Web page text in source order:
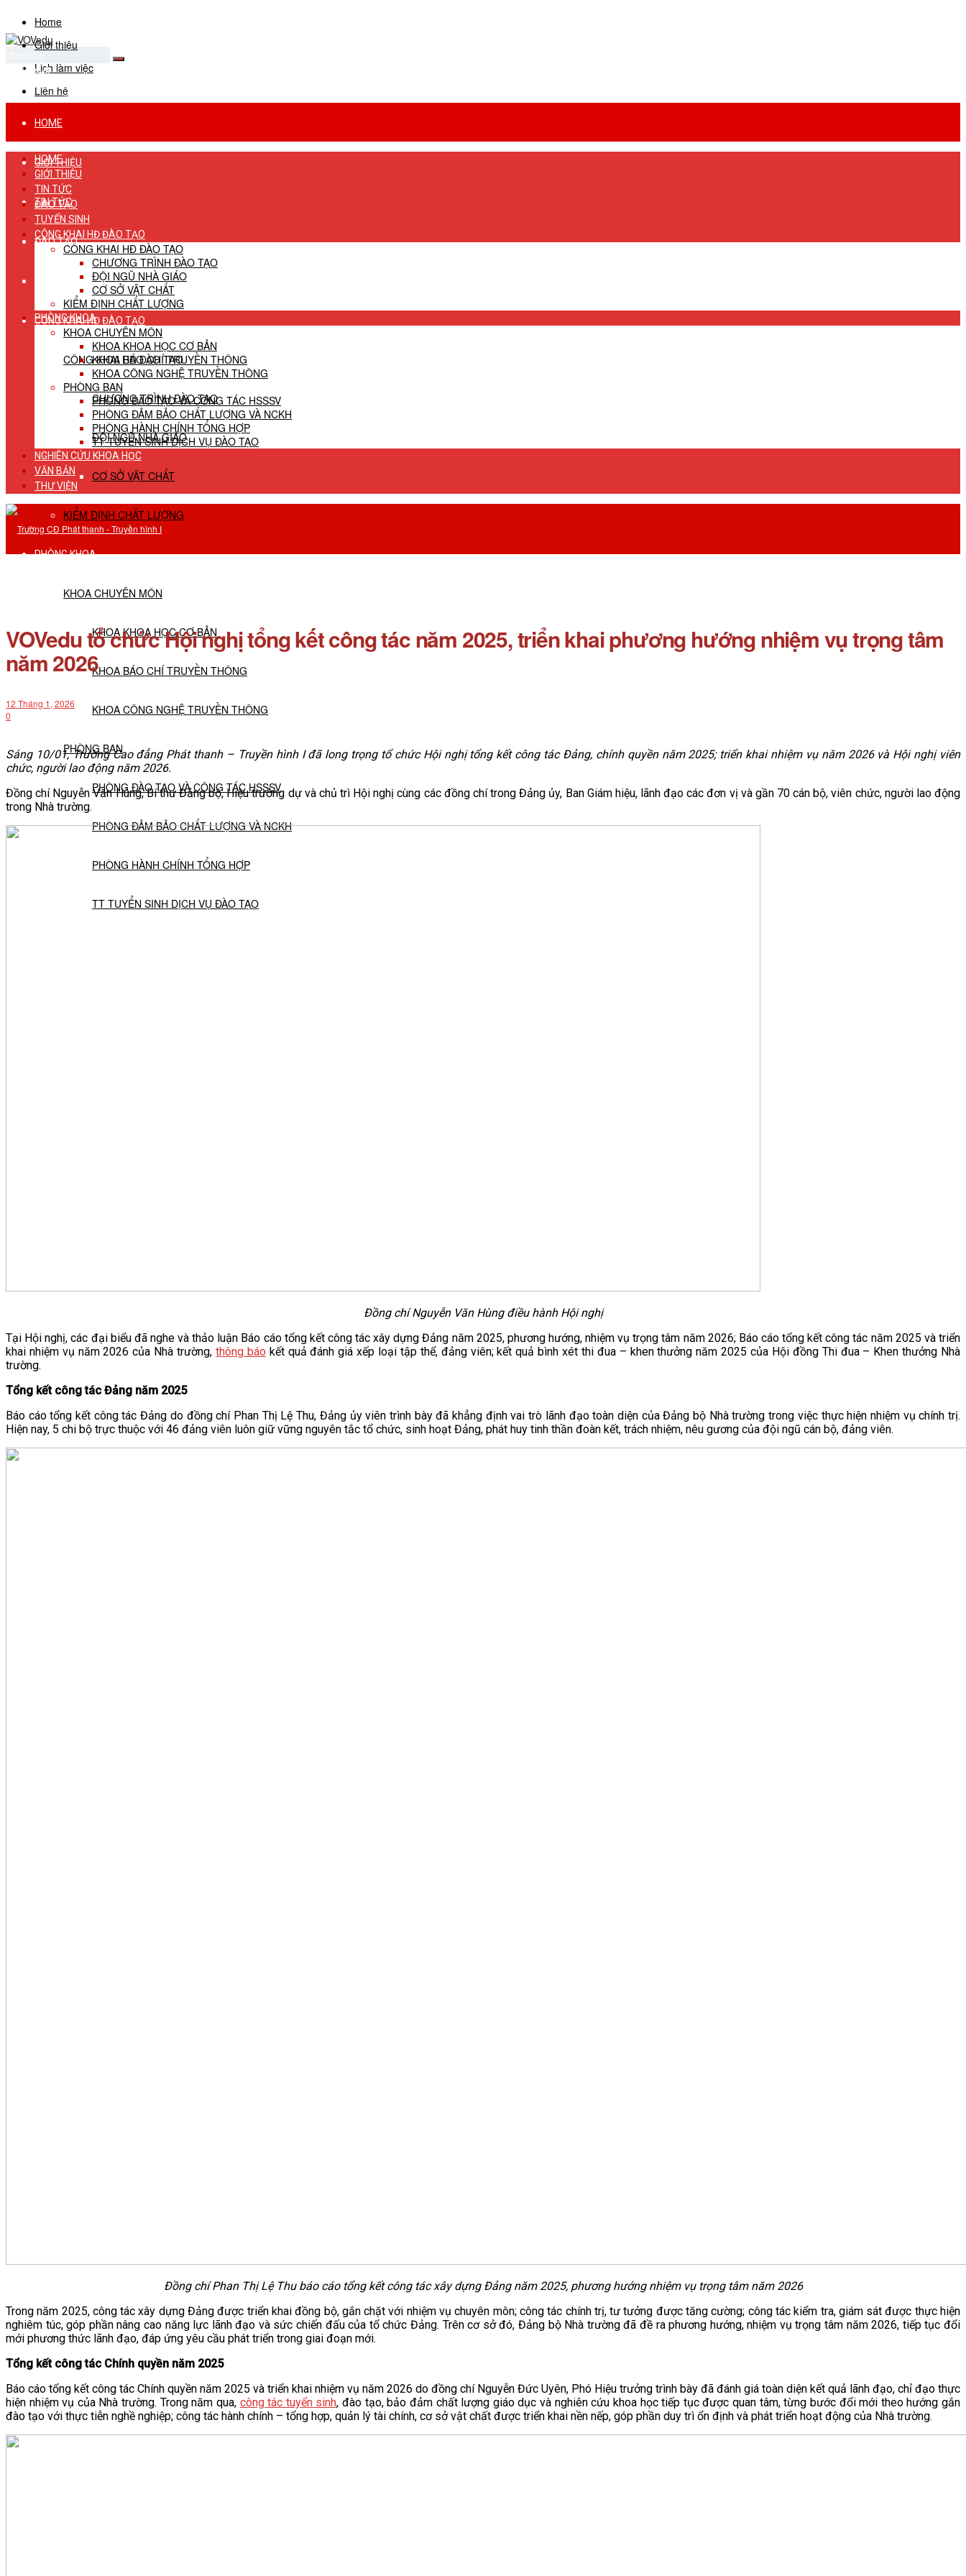
Home
Giới thiệu
Lịch làm việc
Liên hệ
No Result
View All Result
HOME
GIỚI THIỆU
TIN TỨC
ĐÀO TẠO
TUYỂN SINH
CÔNG KHAI HĐ ĐÀO TẠO
CÔNG KHAI HĐ ĐÀO TẠO
CHƯƠNG TRÌNH ĐÀO TẠO
ĐỘI NGŨ NHÀ GIÁO
CƠ SỞ VẬT CHẤT
KIỂM ĐỊNH CHẤT LƯỢNG
PHÒNG KHOA
KHOA CHUYÊN MÔN
KHOA KHOA HỌC CƠ BẢN
KHOA BÁO CHÍ TRUYỀN THÔNG
KHOA CÔNG NGHỆ TRUYỀN THÔNG
PHÒNG BAN
PHÒNG ĐÀO TẠO VÀ CÔNG TÁC HSSSV
PHÒNG ĐẢM BẢO CHẤT LƯỢNG VÀ NCKH
PHÒNG HÀNH CHÍNH TỔNG HỢP
TT TUYỂN SINH DỊCH VỤ ĐÀO TẠO
HOME
GIỚI THIỆU
TIN TỨC
ĐÀO TẠO
TUYỂN SINH
CÔNG KHAI HĐ ĐÀO TẠO
CÔNG KHAI HĐ ĐÀO TẠO
CHƯƠNG TRÌNH ĐÀO TẠO
ĐỘI NGŨ NHÀ GIÁO
CƠ SỞ VẬT CHẤT
KIỂM ĐỊNH CHẤT LƯỢNG
PHÒNG KHOA
KHOA CHUYÊN MÔN
KHOA KHOA HỌC CƠ BẢN
KHOA BÁO CHÍ TRUYỀN THÔNG
KHOA CÔNG NGHỆ TRUYỀN THÔNG
PHÒNG BAN
PHÒNG ĐÀO TẠO VÀ CÔNG TÁC HSSSV
PHÒNG ĐẢM BẢO CHẤT LƯỢNG VÀ NCKH
PHÒNG HÀNH CHÍNH TỔNG HỢP
TT TUYỂN SINH DỊCH VỤ ĐÀO TẠO
NGHIÊN CỨU KHOA HỌC
VĂN BẢN
THƯ VIỆN
VOVedu tổ chức Hội nghị tổng kết công tác năm 2025, triển khai phương hướng nhiệm vụ trọng tâm
năm 2026
12 Tháng 1, 2026
0
Sáng 10/01, Trường Cao đẳng Phát thanh – Truyền hình I đã long trọng tổ chức Hội nghị tổng kết công tác Đảng, chính quyền năm 2025; triển khai nhiệm vụ năm 2026 và Hội nghị viên
chức, người lao động năm 2026.
Đồng chí Nguyễn Văn Hùng, Bí thư Đảng bộ, Hiệu trưởng dự và chủ trì Hội nghị cùng các đồng chí trong Đảng ủy, Ban Giám hiệu, lãnh đạo các đơn vị và gần 70 cán bộ, viên chức, người lao động
trong Nhà trường.
Đồng chí Nguyễn Văn Hùng điều hành Hội nghị
Tại Hội nghị, các đại biểu đã nghe và thảo luận Báo cáo tổng kết công tác xây dựng Đảng năm 2025, phương hướng, nhiệm vụ trọng tâm năm 2026; Báo cáo tổng kết công tác năm 2025 và triển
khai nhiệm vụ năm 2026 của Nhà trường, thông báo kết quả đánh giá xếp loại tập thể, đảng viên; kết quả bình xét thi đua – khen thưởng năm 2025 của Hội đồng Thi đua – Khen thưởng Nhà
trường.
Tổng kết công tác Đảng năm 2025
Báo cáo tổng kết công tác Đảng do đồng chí Phan Thị Lệ Thu, Đảng ủy viên trình bày đã khẳng định vai trò lãnh đạo toàn diện của Đảng bộ Nhà trường trong việc thực hiện nhiệm vụ chính trị.
Hiện nay, 5 chi bộ trực thuộc với 46 đảng viên luôn giữ vững nguyên tắc tổ chức, sinh hoạt Đảng, phát huy tinh thần đoàn kết, trách nhiệm, nêu gương của đội ngũ cán bộ, đảng viên.
Đồng chí Phan Thị Lệ Thu báo cáo tổng kết công tác xây dựng Đảng năm 2025, phương hướng nhiệm vụ trọng tâm năm 2026
Trong năm 2025, công tác xây dựng Đảng được triển khai đồng bộ, gắn chặt với nhiệm vụ chuyên môn; công tác chính trị, tư tưởng được tăng cường; công tác kiểm tra, giám sát được thực hiện
nghiêm túc, góp phần nâng cao năng lực lãnh đạo và sức chiến đấu của tổ chức Đảng. Trên cơ sở đó, Đảng bộ Nhà trường đã đề ra phương hướng, nhiệm vụ trọng tâm năm 2026, tiếp tục đổi
mới phương thức lãnh đạo, đáp ứng yêu cầu phát triển trong giai đoạn mới.
Tổng kết công tác Chính quyền năm 2025
Báo cáo tổng kết công tác Chính quyền năm 2025 và triển khai nhiệm vụ năm 2026 do đồng chí Nguyễn Đức Uyên, Phó Hiệu trưởng trình bày đã đánh giá toàn diện kết quả lãnh đạo, chỉ đạo thực
hiện nhiệm vụ của Nhà trường. Trong năm qua, công tác tuyển sinh, đào tạo, bảo đảm chất lượng giáo dục và nghiên cứu khoa học tiếp tục được quan tâm, từng bước đổi mới theo hướng gắn
đào tạo với thực tiễn nghề nghiệp; công tác hành chính – tổng hợp, quản lý tài chính, cơ sở vật chất được triển khai nền nếp, góp phần duy trì ổn định và phát triển hoạt động của Nhà trường.